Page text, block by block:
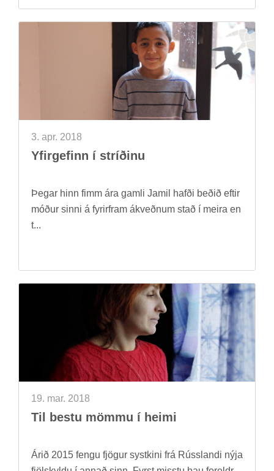
3. apr. 2018
Yf­ir­gef­inn í stríð­inu
Þeg­ar hinn fimm ára gamli Jamil hafði beð­ið eft­ir
móð­ur sinni á fyr­ir­fram ákveðn­um stað í meira en
t...
19. mar. 2018
Til bestu mömmu í heimi
Árið 2015 fengu fjög­ur systkini frá Rússlandi nýja